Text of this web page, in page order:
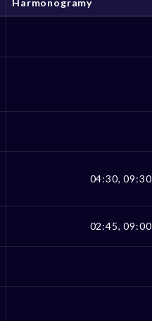
Harmonogramy
04:30,
02:45,